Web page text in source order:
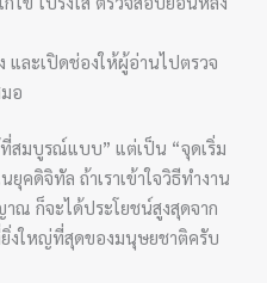
และเปิดช่องให้ผู้อ่านไปตรวจ
อ
ที่สมบูรณ์แบบ” แต่เป็น “จุดเริ่ม
คดิจิทัล ถ้าเราเข้าใจวิธีทำงาน
ณ ก็จะได้ประโยชน์สูงสุดจาก
งใหญ่ที่สุดของมนุษยชาติครับ